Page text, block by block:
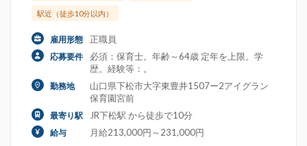
駅近（徒歩10分以内）
雇用形態 正職員
応募要件
必須：保育士。年齢～64歳 定年を上限。学
歴。経験等：。
勤務地
山口県下松市大字東豊井1507ー2アイグラン
保育園宮前
最寄り駅 JR下松駅 から徒歩で10分
給与 月給213,000円～231,000円